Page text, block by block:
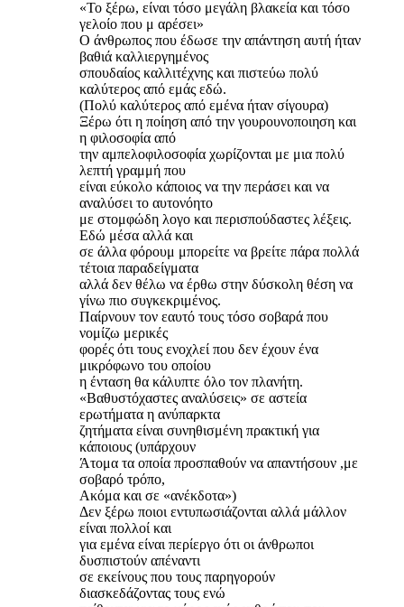
«Το ξέρω, είναι τόσο μεγάλη βλακεία και τόσο
γελοίο που μ αρέσει»
Ο άνθρωπος που έδωσε την απάντηση αυτή ήταν
βαθιά καλλιεργημένος
σπουδαίος καλλιτέχνης και πιστεύω πολύ
καλύτερος από εμάς εδώ.
(Πολύ καλύτερος από εμένα ήταν σίγουρα)
Ξέρω ότι η ποίηση από την γουρουνοποιηση και
η φιλοσοφία από
την αμπελοφιλοσοφία χωρίζονται με μια πολύ
λεπτή γραμμή που
είναι εύκολο κάποιος να την περάσει και να
αναλύσει το αυτονόητο
με στομφώδη λογο και περισπούδαστες λέξεις.
Εδώ μέσα αλλά και
σε άλλα φόρουμ μπορείτε να βρείτε πάρα πολλά
τέτοια παραδείγματα
αλλά δεν θέλω να έρθω στην δύσκολη θέση να
γίνω πιο συγκεκριμένος.
Παίρνουν τον εαυτό τους τόσο σοβαρά που
νομίζω μερικές
φορές ότι τους ενοχλεί που δεν έχουν ένα
μικρόφωνο του οποίου
η ένταση θα κάλυπτε όλο τον πλανήτη.
«Βαθυστόχαστες αναλύσεις» σε αστεία
ερωτήματα η ανύπαρκτα
ζητήματα είναι συνηθισμένη πρακτική για
κάποιους (υπάρχουν
Άτομα τα οποία προσπαθούν να απαντήσουν ,με
σοβαρό τρόπο,
Ακόμα και σε «ανέκδοτα»)
Δεν ξέρω ποιοι εντυπωσιάζονται αλλά μάλλον
είναι πολλοί και
για εμένα είναι περίεργο ότι οι άνθρωποι
δυσπιστούν απέναντι
σε εκείνους που τους παρηγορούν
διασκεδάζοντας τους ενώ